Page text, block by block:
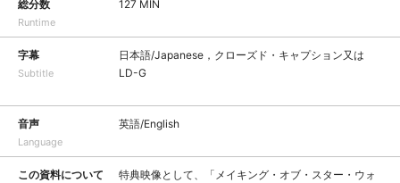
総分数
Runtime
127 MIN
字幕
Subtitle
日本語/Japanese，クローズド・キャプション又は
LD-G
音声
Language
英語/English
この資料について
特典映像として、「メイキング・オブ・スター・ウォ